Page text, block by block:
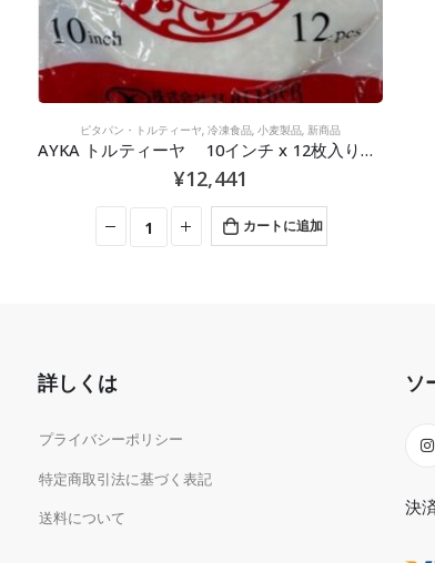
ピタパン・トルティーヤ, 冷凍食品, 小麦製品, 新商品
AYKA トルティーヤ 10インチ x 12枚入り １ケース
¥12,441
カートに追加
詳しくは
プライバシーポリシー
特定商取引法に基づく表記
送料について
ソ
決